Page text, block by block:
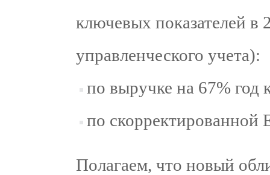
ключевых показателей в
управленческого учета):
по выручке на 67% год
по скорректированной
Полагаем, что новый